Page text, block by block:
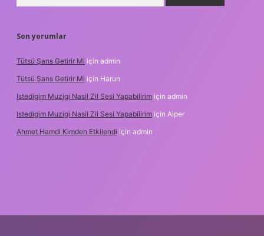
Son yorumlar
Tütsü Şans Getirir Mi için admin
Tütsü Şans Getirir Mi için Harun
Istedigim Muzigi Nasil Zil Sesi Yapabilirim için admin
Istedigim Muzigi Nasil Zil Sesi Yapabilirim için Alper
Ahmet Hamdi Kimden Etkilendi için admin